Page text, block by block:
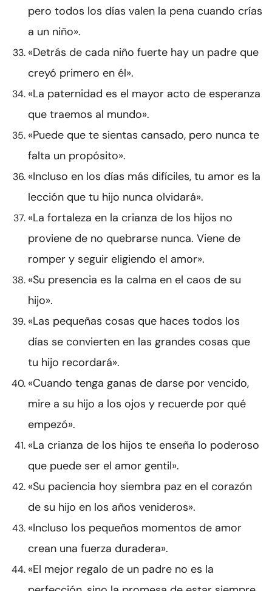
pero todos los días valen la pena cuando crías
a un niño».
«Detrás de cada niño fuerte hay un padre que
creyó primero en él».
«La paternidad es el mayor acto de esperanza
que traemos al mundo».
«Puede que te sientas cansado, pero nunca te
falta un propósito».
«Incluso en los días más difíciles, tu amor es la
lección que tu hijo nunca olvidará».
«La fortaleza en la crianza de los hijos no
proviene de no quebrarse nunca. Viene de
romper y seguir eligiendo el amor».
«Su presencia es la calma en el caos de su
hijo».
«Las pequeñas cosas que haces todos los
días se convierten en las grandes cosas que
tu hijo recordará».
«Cuando tenga ganas de darse por vencido,
mire a su hijo a los ojos y recuerde por qué
empezó».
«La crianza de los hijos te enseña lo poderoso
que puede ser el amor gentil».
«Su paciencia hoy siembra paz en el corazón
de su hijo en los años venideros».
«Incluso los pequeños momentos de amor
crean una fuerza duradera».
«El mejor regalo de un padre no es la